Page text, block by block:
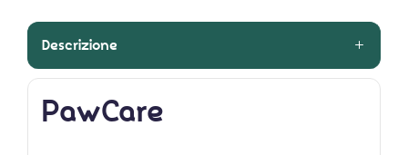
Descrizione
PawCare